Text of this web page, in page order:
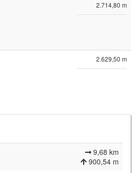
2.714,80 m
2.629,50 m
9,68 km
900,54 m